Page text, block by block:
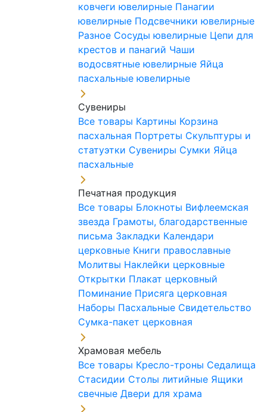
ковчеги ювелирные Панагии
ювелирные Подсвечники ювелирные
Разное Сосуды ювелирные Цепи для
крестов и панагий Чаши
водосвятные ювелирные Яйца
пасхальные ювелирные
Сувениры
Все товары Картины Корзина
пасхальная Портреты Скульптуры и
статуэтки Сувениры Сумки Яйца
пасхальные
Печатная продукция
Все товары Блокноты Вифлеемская
звезда Грамоты, благодарственные
письма Закладки Календари
церковные Книги православные
Молитвы Наклейки церковные
Открытки Плакат церковный
Поминание Присяга церковная
Наборы Пасхальные Свидетельство
Сумка-пакет церковная
Храмовая мебель
Все товары Кресло-троны Седалища
Стасидии Столы литийные Ящики
свечные Двери для храма